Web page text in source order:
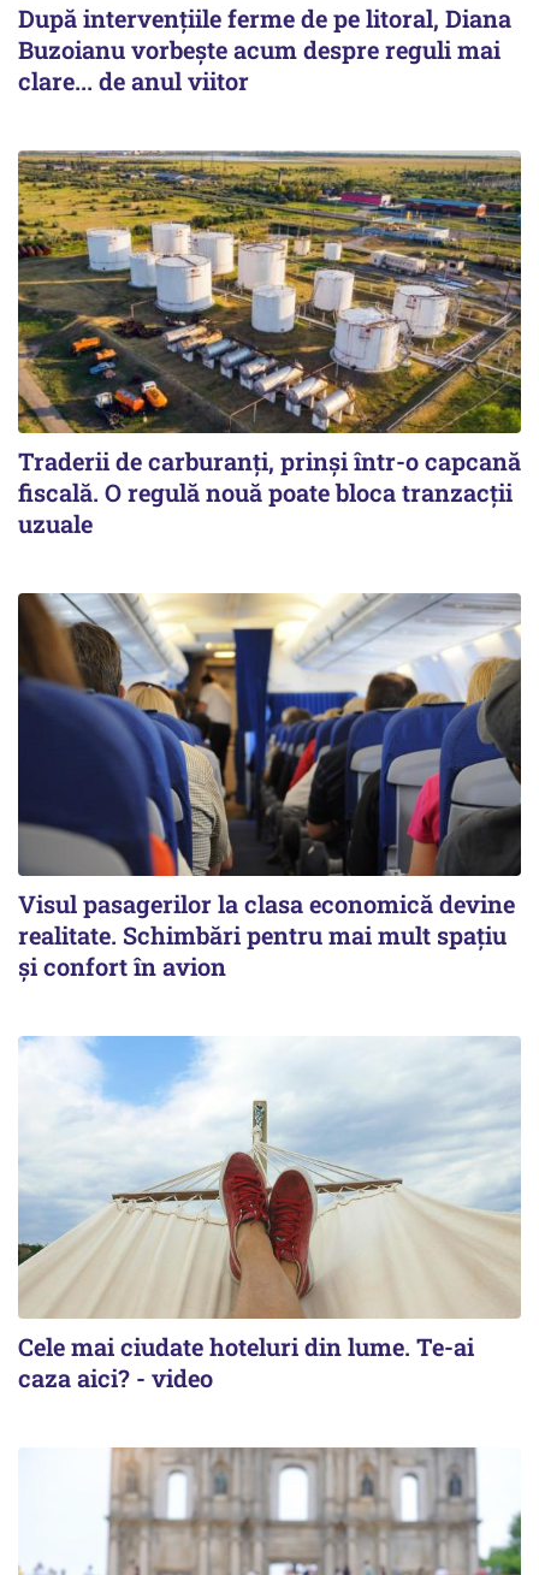
După intervențiile ferme de pe litoral, Diana
Buzoianu vorbește acum despre reguli mai
clare... de anul viitor
Traderii de carburanți, prinși într-o capcană
fiscală. O regulă nouă poate bloca tranzacții
uzuale
Visul pasagerilor la clasa economică devine
realitate. Schimbări pentru mai mult spațiu
și confort în avion
Cele mai ciudate hoteluri din lume. Te-ai
caza aici? - video